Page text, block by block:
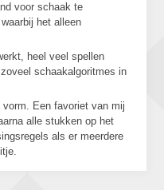
voor schaak te
het alleen
heel veel spellen
schaakalgoritmes in
Een favoriet van mij
alle stukken op het
als er meerdere